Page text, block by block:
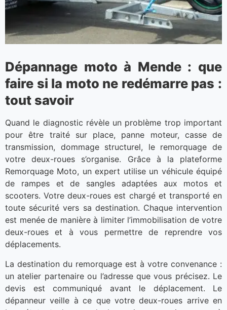
Dépannage moto à Mende : que
faire si la moto ne redémarre pas :
tout savoir
Quand le diagnostic révèle un problème trop important
pour être traité sur place, panne moteur, casse de
transmission, dommage structurel, le remorquage de
votre deux-roues s’organise. Grâce à la plateforme
Remorquage Moto, un expert utilise un véhicule équipé
de rampes et de sangles adaptées aux motos et
scooters. Votre deux-roues est chargé et transporté en
toute sécurité vers sa destination. Chaque intervention
est menée de manière à limiter l’immobilisation de votre
deux-roues et à vous permettre de reprendre vos
déplacements.
La destination du remorquage est à votre convenance :
un atelier partenaire ou l’adresse que vous précisez. Le
devis est communiqué avant le déplacement. Le
dépanneur veille à ce que votre deux-roues arrive en